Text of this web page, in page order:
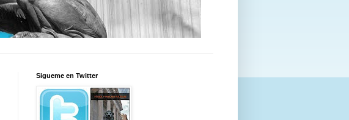
Sigueme en Twitter